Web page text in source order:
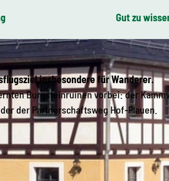
Gut zu
insbesondere für Wanderer.
Burgsteinruinen vorbei: der
der Partnerschaftsweg Hof-Plauen.